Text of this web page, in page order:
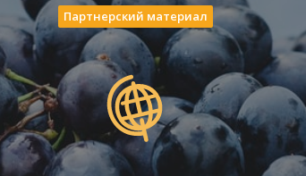
Партнерский материал